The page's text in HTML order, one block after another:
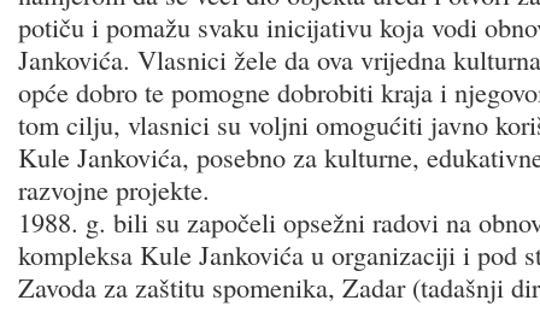
potiču i pomažu svaku inicijativu koja vodi
Jankovića. Vlasnici žele da ova vrijedna
opće dobro te pomogne dobrobiti kraja i
tom cilju, vlasnici su voljni omogućiti javno
Kule Jankovića, posebno za kulturne,
razvojne projekte.
1988. g. bili su započeli opsežni radovi na
kompleksa Kule Jankovića u organizaciji i pod
Zavoda za zaštitu spomenika, Zadar (tadašnji